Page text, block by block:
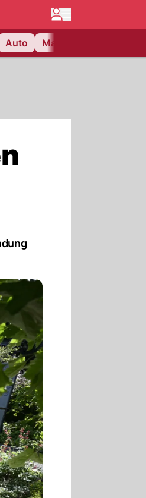
Auto Matchcenter